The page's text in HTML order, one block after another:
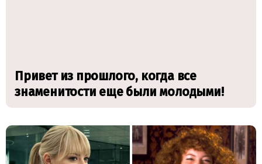
Привет из прошлого, когда все
знаменитости еще были молодыми!